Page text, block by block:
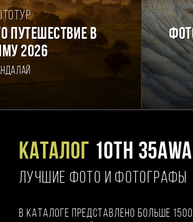
путешествие в
2026
Каталог 10TH
ЛУЧШИЕ ФОТО И ФОТОГРАФЫ
В каталоге представлено больше